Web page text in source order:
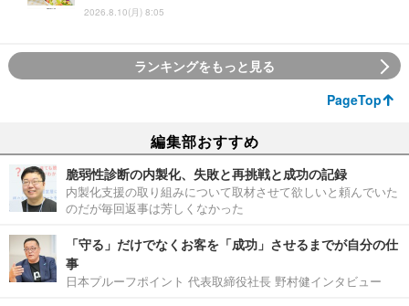
2026.8.10(月) 8:05
ランキングをもっと見る
PageTop
編集部おすすめ
脆弱性診断の内製化、失敗と再挑戦と成功の記録
内製化支援の取り組みについて取材させて欲しいと頼んでいた
のだが毎回返事は芳しくなかった
「守る」だけでなくお客を「成功」させるまでが自分の仕
事
日本プルーフポイント 代表取締役社長 野村健インタビュー